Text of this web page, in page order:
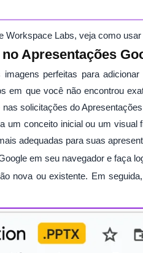
Workspace Labs, veja como
Apresentações
perfeitas para
em que você não encontrou
solicitações do
um conceito inicial ou um
adequadas para suas
em seu navegador e faça
nova ou existente. Em